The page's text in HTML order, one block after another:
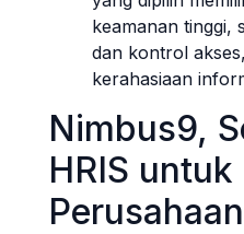
keamanan tinggi,
dan kontrol
kerahasiaan
Nimbus9,
HRIS untuk
Perusahaan